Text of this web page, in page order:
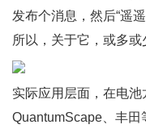
发布个消息，然后“遥
所以，关于它，或多或
实际应用层面，在电池
QuantumScape、丰